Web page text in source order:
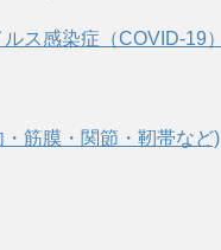
ス感染症（COVID‑19）
筋膜・関節・靭帯など)